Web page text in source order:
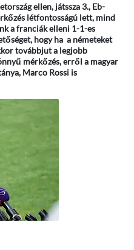
ellen, játssza 3., Eb-
létfontosságú lett, mind
a franciák elleni 1-1-es
hogy ha a németeket
továbbjut a legjobb
mérkőzés, erről a magyar
Marco Rossi is